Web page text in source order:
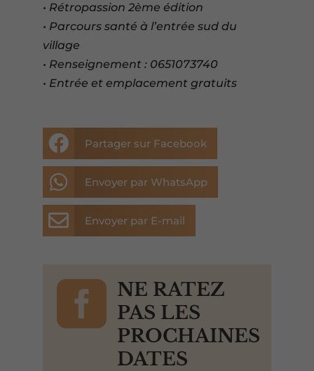
• Rétropassion 2ème édition
• Parcours santé à l’entrée sud du
village
• Renseignement : 0651073740
• Entrée et emplacement gratuits
 Partager sur Facebook
 Envoyer par WhatsApp
 Envoyer par E-mail

NE RATEZ
PAS LES
PROCHAINES
DATES